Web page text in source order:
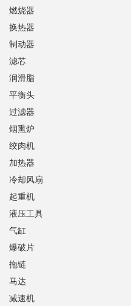
燃烧器
换热器
制动器
滤芯
润滑脂
平衡头
过滤器
烟熏炉
绞肉机
加热器
冷却风扇
起重机
液压工具
气缸
爆破片
拖链
马达
减速机